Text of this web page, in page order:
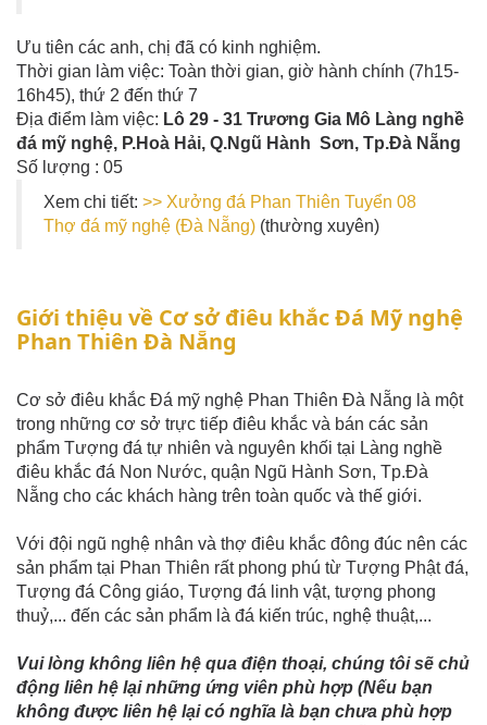
Ưu tiên các anh, chị đã có kinh nghiệm.
Thời gian làm việc: Toàn thời gian, giờ hành chính (7h15-
16h45), thứ 2 đến thứ 7
Địa điểm làm việc: Lô 29 - 31 Trương Gia Mô Làng nghề
đá mỹ nghệ, P.Hoà Hải, Q.Ngũ Hành Sơn, Tp.Đà Nẵng
Số lượng : 05
Xem chi tiết: >> Xưởng đá Phan Thiên Tuyển 08
Thợ đá mỹ nghệ (Đà Nẵng) (thường xuyên)
Giới thiệu về Cơ sở điêu khắc Đá Mỹ nghệ
Phan Thiên Đà Nẵng
Cơ sở điêu khắc Đá mỹ nghệ Phan Thiên Đà Nẵng là một
trong những cơ sở trực tiếp điêu khắc và bán các sản
phẩm Tượng đá tự nhiên và nguyên khối tại Làng nghề
điêu khắc đá Non Nước, quận Ngũ Hành Sơn, Tp.Đà
Nẵng cho các khách hàng trên toàn quốc và thế giới.
Với đội ngũ nghệ nhân và thợ điêu khắc đông đúc nên các
sản phẩm tại Phan Thiên rất phong phú từ Tượng Phật đá,
Tượng đá Công giáo, Tượng đá linh vật, tượng phong
thuỷ,... đến các sản phẩm là đá kiến trúc, nghệ thuật,...
Vui lòng không liên hệ qua điện thoại, chúng tôi sẽ chủ
động liên hệ lại những ứng viên phù hợp (Nếu bạn
không được liên hệ lại có nghĩa là bạn chưa phù hợp